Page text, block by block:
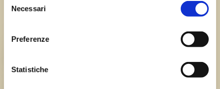
delNecessari
Preferenze
Statistiche
Tutte le sagre in Friuli Venezia Giulia.